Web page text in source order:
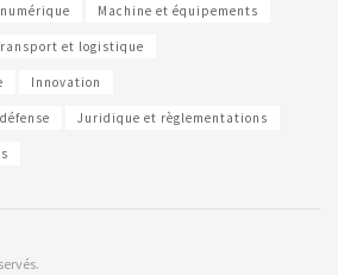
Machine et équipements
et logistique
Innovation
Juridique et règlementations